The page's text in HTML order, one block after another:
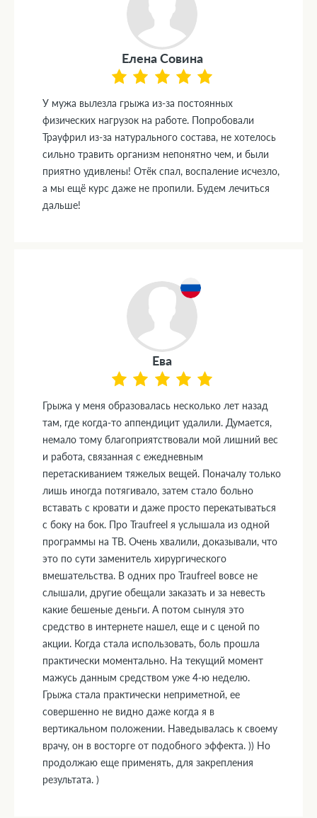
Елена Совина
У мужа вылезла грыжа из-за постоянных
физических нагрузок на работе. Попробовали
Трауфрил из-за натурального состава, не хотелось
сильно травить организм непонятно чем, и были
приятно удивлены! Отёк спал, воспаление исчезло,
а мы ещё курс даже не пропили. Будем лечиться
дальше!
Ева
Грыжа у меня образовалась несколько лет назад
там, где когда-то аппендицит удалили. Думается,
немало тому благоприятствовали мой лишний вес
и работа, связанная с ежедневным
перетаскиванием тяжелых вещей. Поначалу только
лишь иногда потягивало, затем стало больно
вставать с кровати и даже просто перекатываться
с боку на бок. Про Traufreel я услышала из одной
программы на ТВ. Очень хвалили, доказывали, что
это по сути заменитель хирургического
вмешательства. В одних про Traufreel вовсе не
слышали, другие обещали заказать и за невесть
какие бешеные деньги. А потом сынуля это
средство в интернете нашел, еще и с ценой по
акции. Когда стала использовать, боль прошла
практически моментально. На текущий момент
мажусь данным средством уже 4-ю неделю.
Грыжа стала практически неприметной, ее
совершенно не видно даже когда я в
вертикальном положении. Наведывалась к своему
врачу, он в восторге от подобного эффекта. )) Но
продолжаю еще применять, для закрепления
результата. )